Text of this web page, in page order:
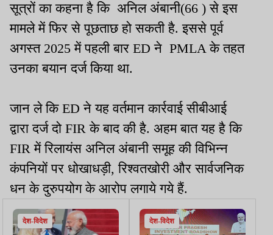
सूत्रों का कहना है कि अनिल अंबानी(66 ) से इस
मामले में फिर से पूछताछ हो सकती है. इससे पूर्व
अगस्त 2025 में पहली बार ED ने PMLA के तहत
उनका बयान दर्ज किया था.
जान ले कि ED ने यह वर्तमान कार्रवाई सीबीआई
द्वारा दर्ज दो FIR के बाद की है. अहम बात यह है कि
FIR में रिलायंस अनिल अंबानी समूह की विभिन्न
कंपनियों पर धोखाधड़ी, रिश्वतखोरी और सार्वजनिक
धन के दुरुपयोग के आरोप लगाये गये हैं.
देश-विदेश देश-विदेश